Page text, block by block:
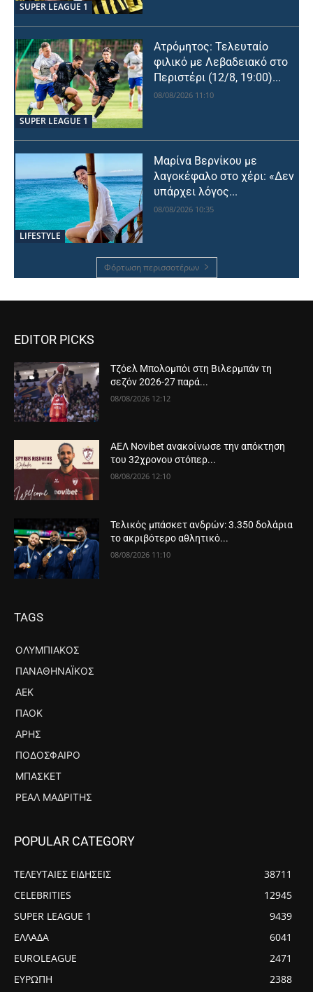
SUPER LEAGUE 1
SUPER LEAGUE 1
Ατρόμητος: Τελευταίο
φιλικό με Λεβαδειακό στο
Περιστέρι (12/8, 19:00)...
08/08/2026 11:10
LIFESTYLE
Μαρίνα Βερνίκου με
λαγοκέφαλο στο χέρι: «Δεν
υπάρχει λόγος...
08/08/2026 10:35
Φόρτωση περισσοτέρων
EDITOR PICKS
Τζόελ Μπολομπόι στη Βιλερμπάν τη
σεζόν 2026-27 παρά...
08/08/2026 12:12
ΑΕΛ Novibet ανακοίνωσε την απόκτηση
του 32χρονου στόπερ...
08/08/2026 12:10
Τελικός μπάσκετ ανδρών: 3.350 δολάρια
το ακριβότερο αθλητικό...
08/08/2026 11:10
TAGS
ΟΛΥΜΠΙΑΚΌΣ
ΠΑΝΑΘΗΝΑΪΚΌΣ
ΑΕΚ
ΠΑΟΚ
ΆΡΗΣ
ΠΟΔΌΣΦΑΙΡΟ
ΜΠΆΣΚΕΤ
ΡΕΆΛ ΜΑΔΡΊΤΗΣ
POPULAR CATEGORY
ΤΕΛΕΥΤΑΙΕΣ ΕΙΔΗΣΕΙΣ
38711
CELEBRITIES
12945
SUPER LEAGUE 1
9439
ΕΛΛΑΔΑ
6041
EUROLEAGUE
2471
ΕΥΡΩΠΗ
2388